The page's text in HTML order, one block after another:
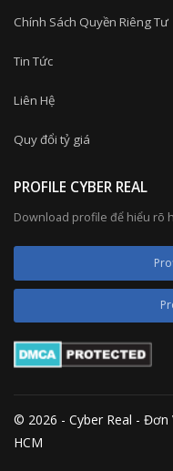
Chính Sách Quyền Riêng Tư
Tin Tức
Liên Hệ
Quy đổi tỷ giá
PROFILE CYBER REAL
Download profile để hiểu rõ
© 2026 - Cyber Real - Đơn
HCM